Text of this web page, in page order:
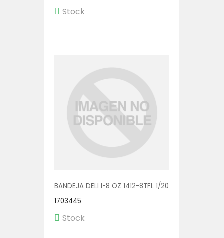
Stock
BANDEJA DELI I-8 OZ 1412-8TFL 1/200
1703445
Stock